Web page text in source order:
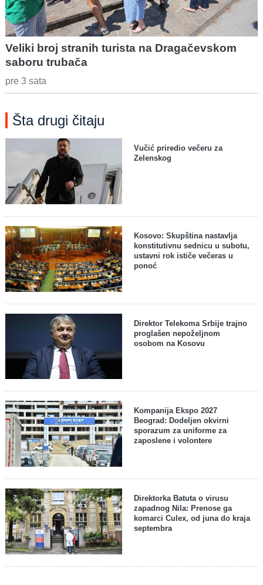
Veliki broj stranih turista na Dragačevskom
saboru trubača
pre 3 sata
Šta drugi čitaju
Vučić priredio večeru za
Zelenskog
Kosovo: Skupština nastavlja
konstitutivnu sednicu u subotu,
ustavni rok ističe večeras u
ponoć
Direktor Telekoma Srbije trajno
proglašen nepoželjnom
osobom na Kosovu
Kompanija Ekspo 2027
Beograd: Dodeljen okvirni
sporazum za uniforme za
zaposlene i volontere
Direktorka Batuta o virusu
zapadnog Nila: Prenose ga
komarci Culex, od juna do kraja
septembra